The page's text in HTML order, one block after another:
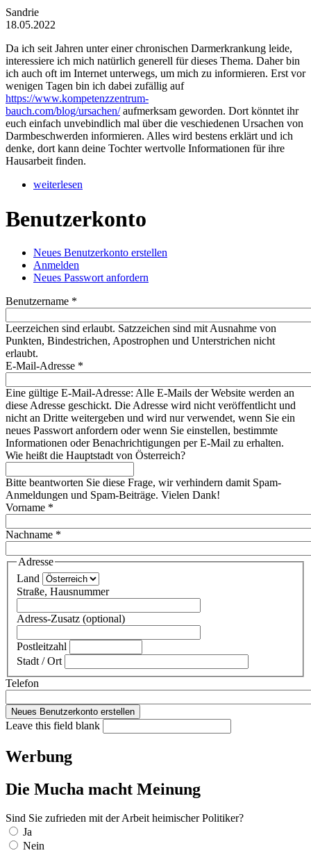
Sandrie
18.05.2022
Da ich seit Jahren unter einer chronischen Darmerkrankung leide,
interessiere ich mich natürlich generell für dieses Thema. Daher bin
ich auch oft im Internet unterwegs, um mich zu informieren. Erst vor
wenigen Tagen bin ich dabei zufällig auf
https://www.kompetenzzentrum-
bauch.com/blog/ursachen/aufmerksam geworden. Dort könntet ihr
euch einfach unvebindlich mal über die veschiedenen Ursachen von
Darmbeschwerden informieren. Alles wird bestens erklärt und ich
denke, dort kann deine Tochter wertvolle Informationen für ihre
Hausarbeit finden.
weiterlesen
Benutzerkonto
Haupt-Reiter
Neues Benutzerkonto erstellen
Anmelden
Neues Passwort anfordern
Benutzername *
Leerzeichen sind erlaubt. Satzzeichen sind mit Ausnahme von
Punkten, Bindestrichen, Apostrophen und Unterstrichen nicht
erlaubt.
E-Mail-Adresse *
Eine gültige E-Mail-Adresse: Alle E-Mails der Website werden an
diese Adresse geschickt. Die Adresse wird nicht veröffentlicht und
nicht an Dritte weitergeben und wird nur verwendet, wenn Sie ein
neues Passwort anfordern oder wenn Sie einstellen, bestimmte
Informationen oder Benachrichtigungen per E-Mail zu erhalten.
Wie heißt die Hauptstadt von Österreich?
Bitte beantworten Sie diese Frage, wir verhindern damit Spam-
Anmeldungen und Spam-Beiträge. Vielen Dank!
Vorname *
Nachname *
Adresse
Land
Straße, Hausnummer
Adress-Zusatz (optional)
Postleitzahl
Stadt / Ort
Telefon
Leave this field blank
Werbung
Die Mucha macht Meinung
Sind Sie zufrieden mit der Arbeit heimischer Politiker?
Auswahlmöglichkeiten
Ja
Nein